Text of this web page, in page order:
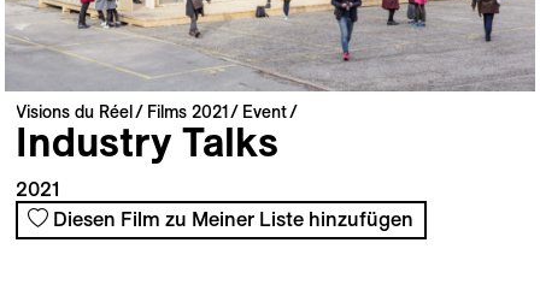
Visions du Réel Films 2021 Event
Industry Talks
2021
Diesen Film zu Meiner Liste hinzufügen